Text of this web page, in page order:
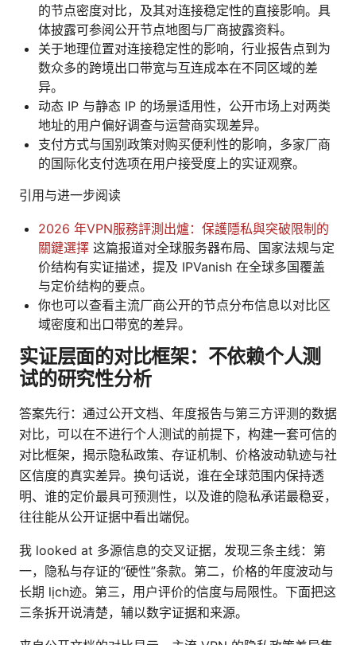
的节点密度对比，及其对连接稳定性的直接影响。具
体披露可参阅公开节点地图与厂商披露资料。
关于地理位置对连接稳定性的影响，行业报告点到为
数众多的跨境出口带宽与互连成本在不同区域的差
异。
动态 IP 与静态 IP 的场景适用性，公开市场上对两类
地址的用户偏好调查与运营商实现差异。
支付方式与国别政策对购买便利性的影响，多家厂商
的国际化支付选项在用户接受度上的实证观察。
引用与进一步阅读
2026 年VPN服務評測出爐：保護隱私與突破限制的
關鍵選擇 这篇报道对全球服务器布局、国家法规与定
价结构有实证描述，提及 IPVanish 在全球多国覆盖
与定价结构的要点。
你也可以查看主流厂商公开的节点分布信息以对比区
域密度和出口带宽的差异。
实证层面的对比框架：不依赖个人测
试的研究性分析
答案先行：通过公开文档、年度报告与第三方评测的数据
对比，可以在不进行个人测试的前提下，构建一套可信的
对比框架，揭示隐私政策、存证机制、价格波动轨迹与社
区信度的真实差异。换句话说，谁在全球范围内保持透
明、谁的定价最具可预测性，以及谁的隐私承诺最稳妥，
往往能从公开证据中看出端倪。
我 looked at 多源信息的交叉证据，发现三条主线：第
一，隐私与存证的“硬性”条款。第二，价格的年度波动与
长期 lịch迹。第三，用户评价的信度与局限性。下面把这
三条拆开说清楚，辅以数字证据和来源。